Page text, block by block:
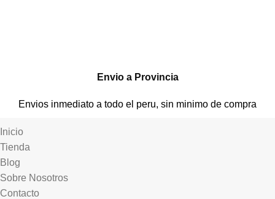
Envio a Provincia
Envios inmediato a todo el peru, sin minimo de compra
Inicio
Tienda
Blog
Sobre Nosotros
Contacto